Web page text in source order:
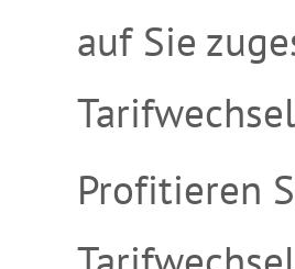
auf Sie
Profitieren